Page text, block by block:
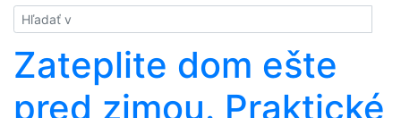
Hladať
Zateplite dom ešte
pred zimou. Praktické